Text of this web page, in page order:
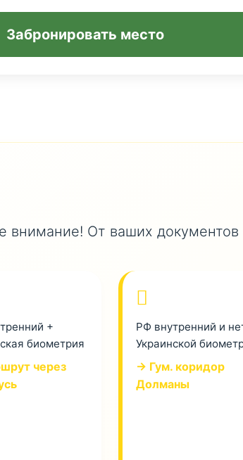
Забронировать место
внимание! От ваших
+
биометрия
через
РФ внутренний и
Украинской
→ Гум. коридор
Долманы